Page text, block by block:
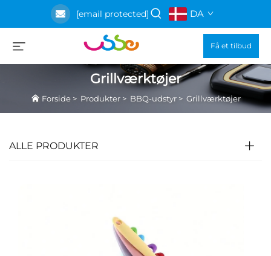
[email protected] DA
Få et tilbud
Grillværktøjer
Forside> Produkter> BBQ-udstyr> Grillværktøjer
ALLE PRODUKTER